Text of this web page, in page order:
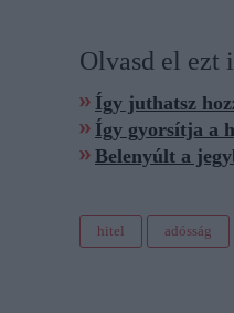
Olvasd el ezt
Így juthatsz
Így gyorsítja a
Belenyúlt a
hitel adósság